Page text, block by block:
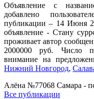
Объявление с
добавлено
публикации – 14 Июня
объявление - Cтану
проживает автор
2000000 руб. Число
внимание на
Нижний Новгород,
Алёна №77068 Самара -
Все публикации